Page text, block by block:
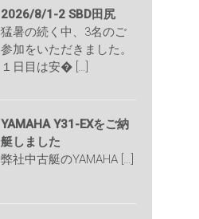
2026/8/1-2 SBD田尻
猛暑の続く中、3名のご
参加をいただきました。
１日目は安� […]
YAMAHA Y31-EXをご納
艇しました
弊社中古艇のYAMAHA […]